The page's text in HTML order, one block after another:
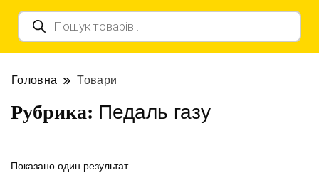
Пошук
товарів
Головна Товари
Рубрика: Педаль газу
Показано один результат